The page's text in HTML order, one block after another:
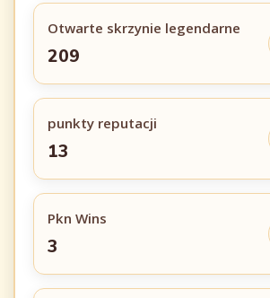
Otwarte skrzynie legendarne
209
punkty reputacji
13
Pkn Wins
3